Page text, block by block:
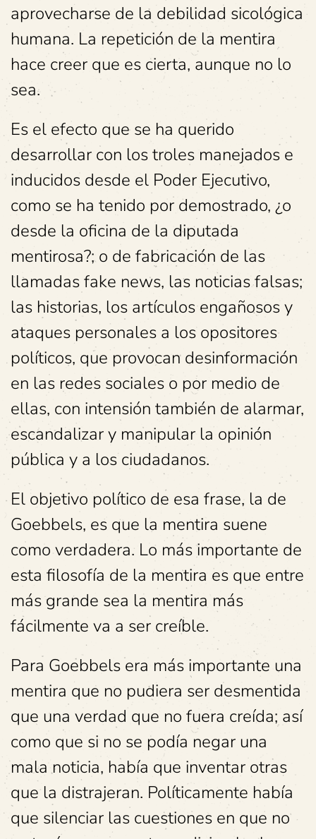
aprovecharse de la debilidad sicológica
humana. La repetición de la mentira
hace creer que es cierta, aunque no lo
sea.
Es el efecto que se ha querido
desarrollar con los troles manejados e
inducidos desde el Poder Ejecutivo,
como se ha tenido por demostrado, ¿o
desde la oficina de la diputada
mentirosa?; o de fabricación de las
llamadas fake news, las noticias falsas;
las historias, los artículos engañosos y
ataques personales a los opositores
políticos, que provocan desinformación
en las redes sociales o por medio de
ellas, con intensión también de alarmar,
escandalizar y manipular la opinión
pública y a los ciudadanos.
El objetivo político de esa frase, la de
Goebbels, es que la mentira suene
como verdadera. Lo más importante de
esta filosofía de la mentira es que entre
más grande sea la mentira más
fácilmente va a ser creíble.
Para Goebbels era más importante una
mentira que no pudiera ser desmentida
que una verdad que no fuera creída; así
como que si no se podía negar una
mala noticia, había que inventar otras
que la distrajeran. Políticamente había
que silenciar las cuestiones en que no